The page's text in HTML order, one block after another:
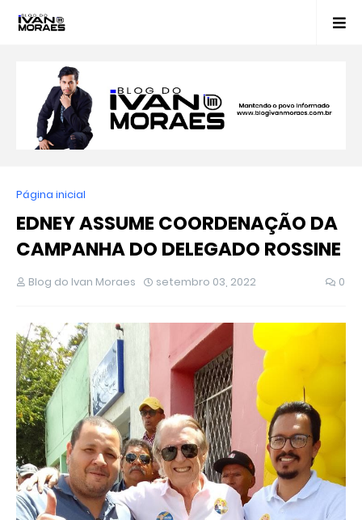
Página inicial
EDNEY ASSUME COORDENAÇÃO DA
CAMPANHA DO DELEGADO ROSSINE
Blog do Ivan Moraes setembro 03, 2022 0